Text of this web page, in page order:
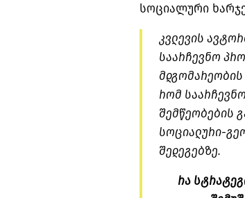
სოციალური
კვლევის
საარჩევნო
მდგომარეობის
რომ
შემწეობების
სოციალური-
შედეგებზე.
რა